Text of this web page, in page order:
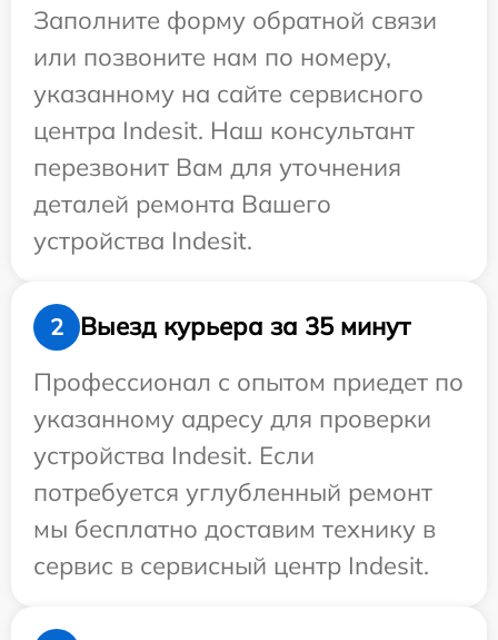
Заполните форму обратной связи
или позвоните нам по номеру,
указанному на сайте сервисного
центра Indesit. Наш консультант
перезвонит Вам для уточнения
деталей ремонта Вашего
устройства Indesit.
2
Выезд курьера за 35 минут
Профессионал с опытом приедет по
указанному адресу для проверки
устройства Indesit. Если
потребуется углубленный ремонт
мы бесплатно доставим технику в
сервис в сервисный центр Indesit.